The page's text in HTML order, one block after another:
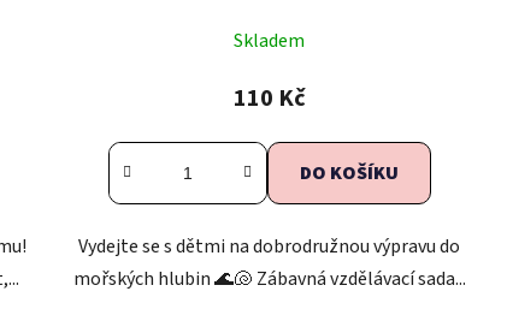
Skladem
110 Kč
DO KOŠÍKU
Vydejte se s dětmi na dobrodružnou výpravu do
mořských hlubin 🌊🐚 Zábavná vzdělávací sada...